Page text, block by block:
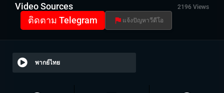
Video Sources 2196 Views
ติดตาม Telegram แจ้งปัญหาวีดีโอ
พากย์ไทย